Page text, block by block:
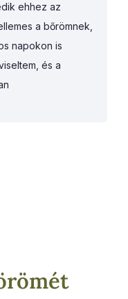
ehhez az
a bőrömnek,
napokon is
és a